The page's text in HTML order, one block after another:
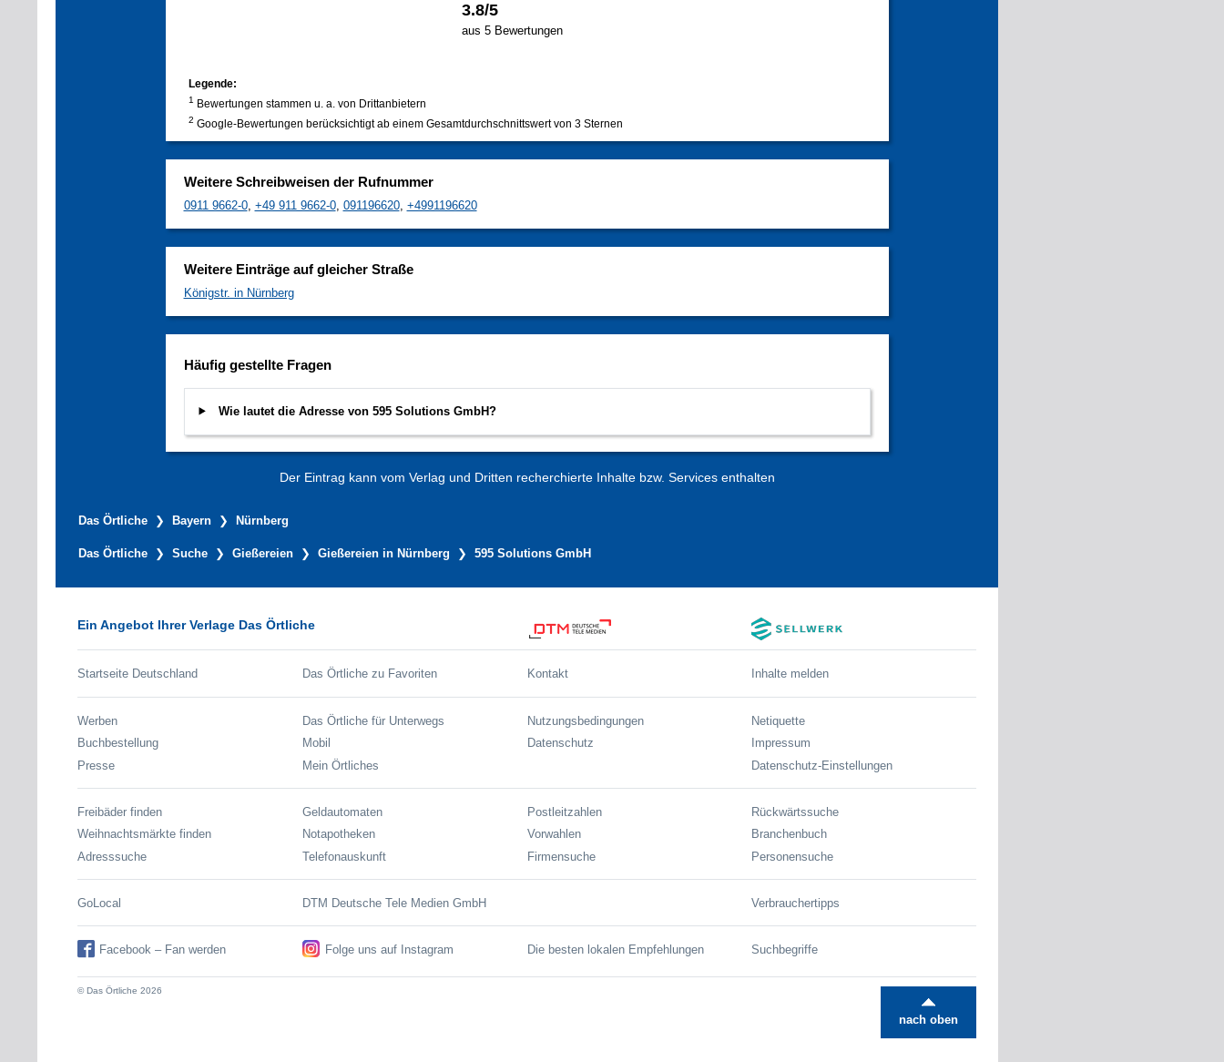
3.8/5
aus 5 Bewertungen
Legende:
1 Bewertungen stammen u. a. von Drittanbietern
2 Google-Bewertungen berücksichtigt ab einem Gesamtdurchschnittswert von 3 Sternen
Weitere Schreibweisen der Rufnummer
0911 9662-0, +49 911 9662-0, 091196620, +4991196620
Weitere Einträge auf gleicher Straße
Königstr. in Nürnberg
Häufig gestellte Fragen
Wie lautet die Adresse von 595 Solutions GmbH?
Der Eintrag kann vom Verlag und Dritten recherchierte Inhalte bzw. Services enthalten
Das Örtliche Bayern Nürnberg
Das Örtliche Suche Gießereien Gießereien in Nürnberg 595 Solutions GmbH
Ein Angebot Ihrer Verlage Das Örtliche
Startseite Deutschland Das Örtliche zu Favoriten Kontakt Inhalte melden
Werben
Buchbestellung
Presse
Das Örtliche für Unterwegs
Mobil
Mein Örtliches
Nutzungsbedingungen
Datenschutz
Netiquette
Impressum
Datenschutz-Einstellungen
Freibäder finden
Weihnachtsmärkte finden
Adresssuche
Geldautomaten
Notapotheken
Telefonauskunft
Postleitzahlen
Vorwahlen
Firmensuche
Rückwärtssuche
Branchenbuch
Personensuche
GoLocal DTM Deutsche Tele Medien GmbH Verbrauchertipps
Facebook – Fan werden Folge uns auf Instagram Die besten lokalen Empfehlungen Suchbegriffe
© Das Örtliche 2026
nach oben